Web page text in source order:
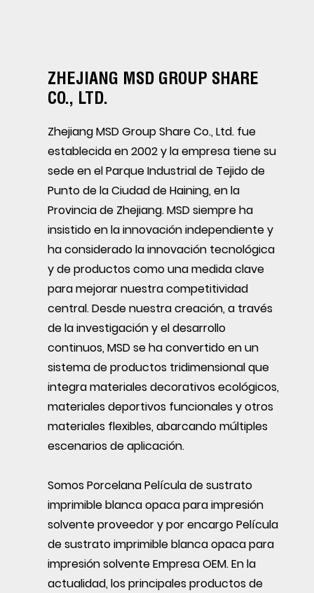
ZHEJIANG MSD GROUP SHARE
CO., LTD.
Zhejiang MSD Group Share Co., Ltd. fue
establecida en 2002 y la empresa tiene su
sede en el Parque Industrial de Tejido de
Punto de la Ciudad de Haining, en la
Provincia de Zhejiang. MSD siempre ha
insistido en la innovación independiente y
ha considerado la innovación tecnológica
y de productos como una medida clave
para mejorar nuestra competitividad
central. Desde nuestra creación, a través
de la investigación y el desarrollo
continuos, MSD se ha convertido en un
sistema de productos tridimensional que
integra materiales decorativos ecológicos,
materiales deportivos funcionales y otros
materiales flexibles, abarcando múltiples
escenarios de aplicación.
SomosPorcelana Película de sustrato
imprimible blanca opaca para impresión
solvente proveedorypor encargo Película
de sustrato imprimible blanca opaca para
impresión solvente Empresa OEM. En la
actualidad, los principales productos de